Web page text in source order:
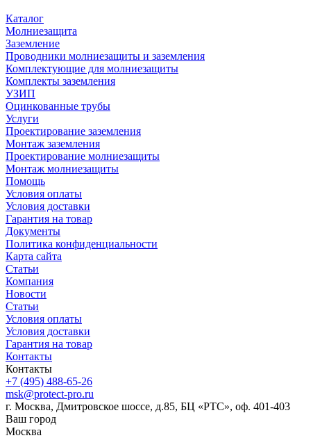
Каталог
Молниезащита
Заземление
Проводники молниезащиты и заземления
Комплектующие для молниезащиты
Комплекты заземления
УЗИП
Оцинкованные трубы
Услуги
Проектирование заземления
Монтаж заземления
Проектирование молниезащиты
Монтаж молниезащиты
Помощь
Условия оплаты
Условия доставки
Гарантия на товар
Документы
Политика конфиденциальности
Карта сайта
Статьи
Компания
Новости
Статьи
Условия оплаты
Условия доставки
Гарантия на товар
Контакты
Контакты
+7 (495) 488-65-26
msk@protect-pro.ru
г. Москва, Дмитровское шоссе, д.85, БЦ «РТС», оф. 401-403
Ваш город
Москва